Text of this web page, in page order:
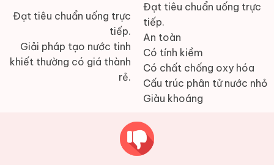
Đạt tiêu chuẩn uống trực
tiếp.
Giải pháp tạo nước tinh
khiết thường có giá thành
rẻ.
Đạt tiêu chuẩn uống trực
tiếp.
An toàn
Có tính kiềm
Có chất chống oxy hóa
Cấu trúc phân tử nước nhỏ
Giàu khoáng